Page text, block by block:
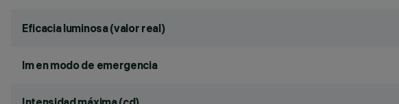
Eficacia luminosa (valor real)
lm en modo de emergencia